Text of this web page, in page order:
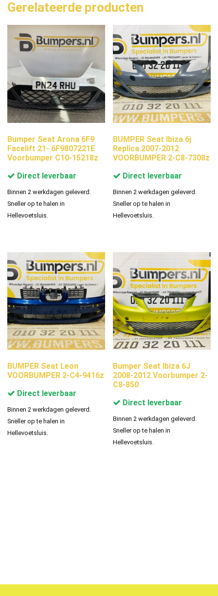
Gerelateerde producten
Bumper Seat Arona 6F9
Facelift 21- 6F9807221E
Voorbumper C10-15218z
Direct leverbaar
Binnen 2 werkdagen geleverd.
Sneller op te halen in
Hellevoetsluis.
BUMPER Seat Ibiza 6j
Replica 2007-2012
VOORBUMPER 2-C8-7308z
Direct leverbaar
Binnen 2 werkdagen geleverd.
Sneller op te halen in
Hellevoetsluis.
BUMPER Seat Leon
VOORBUMPER 2-C4-9416z
Direct leverbaar
Binnen 2 werkdagen geleverd.
Sneller op te halen in
Hellevoetsluis.
Bumper Seat Ibiza 6J
2008-2012 Voorbumper 2-
C8-850
Direct leverbaar
Binnen 2 werkdagen geleverd.
Sneller op te halen in
Hellevoetsluis.